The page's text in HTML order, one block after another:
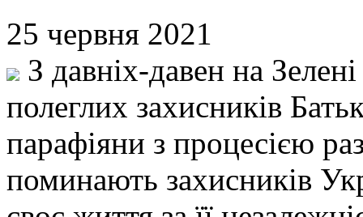
25 червня 2021
З давніх-давен на
полеглих захисників
парафіяни з процесією
поминають захисників